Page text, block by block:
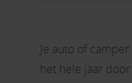
Je auto of
het hele jaar